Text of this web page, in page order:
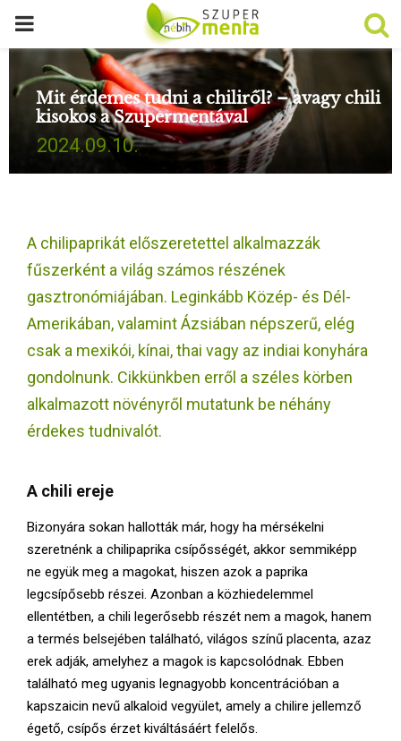
P
M
R
M
Mit érdemes tudni a chiliről? – avagy chili
kisokos a Szupermentával
2024.09.10.
A chilipaprikát előszeretettel alkalmazzák
fűszerként a világ számos részének
gasztronómiájában. Leginkább Közép- és Dél-
Amerikában, valamint Ázsiában népszerű, elég
csak a mexikói, kínai, thai vagy az indiai konyhára
gondolnunk. Cikkünkben erről a széles körben
alkalmazott növényről mutatunk be néhány
érdekes tudnivalót.
A chili ereje
Bizonyára sokan hallották már, hogy ha mérsékelni
szeretnénk a chilipaprika csípősségét, akkor semmiképp
ne együk meg a magokat, hiszen azok a paprika
legcsípősebb részei. Azonban a közhiedelemmel
ellentétben, a chili legerősebb részét nem a magok, hanem
a termés belsejében található, világos színű placenta, azaz
erek adják, amelyhez a magok is kapcsolódnak. Ebben
található meg ugyanis legnagyobb koncentrációban a
kapszaicin nevű alkaloid vegyület, amely a chilire jellemző
égető, csípős érzet kiváltásáért felelős.